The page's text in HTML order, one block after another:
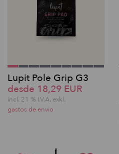
Lupit Pole Grip G3
desde 18,29 EUR
incl. 21 % I.V.A. exkl.
gastos de envio